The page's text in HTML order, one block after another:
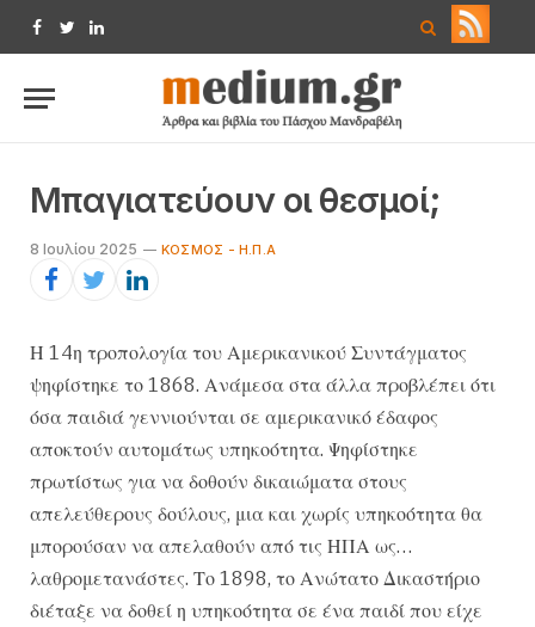
Facebook
TwitterLinkedIn
Μπαγιατεύουν οι θεσμοί;
8 Ιουλίου 2025 ΚΌΣΜΟΣ - Η.Π.Α
Η 14η τροπολογία του Αμερικανικού Συντάγματος
ψηφίστηκε το 1868. Ανάμεσα στα άλλα προβλέπει ότι
όσα παιδιά γεννιούνται σε αμερικανικό έδαφος
αποκτούν αυτομάτως υπηκοότητα. Ψηφίστηκε
πρωτίστως για να δοθούν δικαιώματα στους
απελεύθερους δούλους, μια και χωρίς υπηκοότητα θα
μπορούσαν να απελαθούν από τις ΗΠΑ ως…
λαθρομετανάστες. Το 1898, το Ανώτατο Δικαστήριο
διέταξε να δοθεί η υπηκοότητα σε ένα παιδί που είχε